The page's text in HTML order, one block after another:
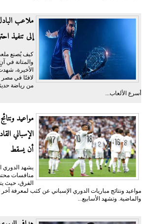
ملاعب
إلى تنفيذ
كيف يُصنع
والمتانة في
الأخيرة،
لافتًا في مصر
من رياضة
أسرع الألعاب...
مواعيد
الإسباني
أن يسقط
منافسات
الفرق، حيث
مواعيد ونتائج مباريات الدوري الإسباني عن كثب لمعرفة آخر
والماضية. وتشهد الأسابيع...